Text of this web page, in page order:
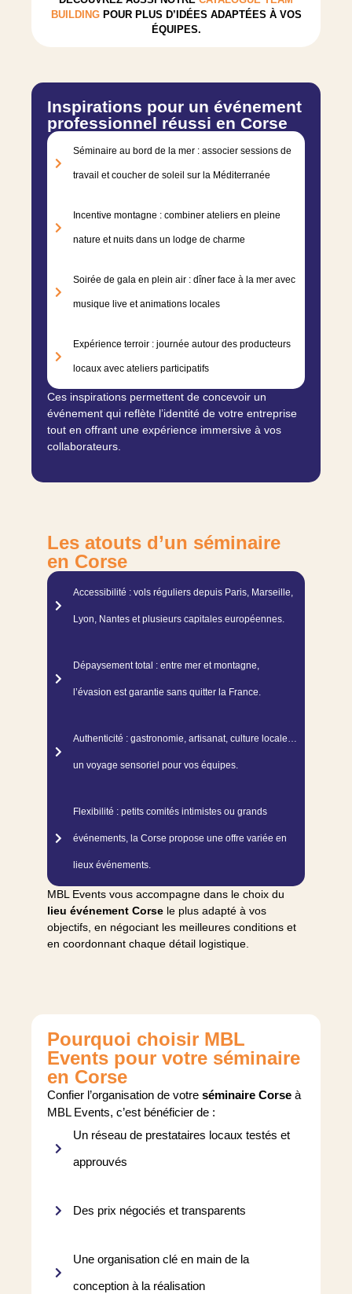
BUILDINGPOUR PLUS D’IDÉES ADAPTÉES À VOS
ÉQUIPES.
Inspirations pour un événement
professionnel réussi en Corse
Séminaire au bord de la mer : associer sessions de
travail et coucher de soleil sur la Méditerranée
Incentive montagne : combiner ateliers en pleine
nature et nuits dans un lodge de charme
Soirée de gala en plein air : dîner face à la mer avec
musique live et animations locales
Expérience terroir : journée autour des producteurs
locaux avec ateliers participatifs
Ces inspirations permettent de concevoir un
événement qui reflète l’identité de votre entreprise
tout en offrant une expérience immersive à vos
collaborateurs.
Les atouts d’un séminaire
en Corse
Accessibilité : vols réguliers depuis Paris, Marseille,
Lyon, Nantes et plusieurs capitales européennes.
Dépaysement total : entre mer et montagne,
l’évasion est garantie sans quitter la France.
Authenticité : gastronomie, artisanat, culture locale…
un voyage sensoriel pour vos équipes.
Flexibilité : petits comités intimistes ou grands
événements, la Corse propose une offre variée en
lieux événements.
MBL Events vous accompagne dans le choix du
lieu événement Corse le plus adapté à vos
objectifs, en négociant les meilleures conditions et
en coordonnant chaque détail logistique.
Pourquoi choisir MBL
Events pour votre séminaire
en Corse
Confier l’organisation de votre séminaire Corse à
MBL Events, c’est bénéficier de :
Un réseau de prestataires locaux testés et
approuvés
Des prix négociés et transparents
Une organisation clé en main de la
conception à la réalisation